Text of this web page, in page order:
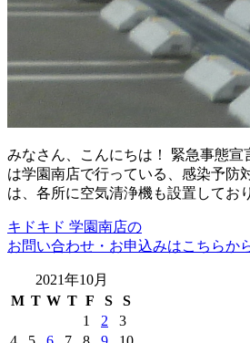
みなさん、こんにちは！ 緊急事態
は学園南店で行っている、感染予防
は、各所に空気清浄機も設置して
キドキド 学園南店の
お問い合わせ・お申込みはこちらか
2021年10月
M T W T F S
S
1
2
3